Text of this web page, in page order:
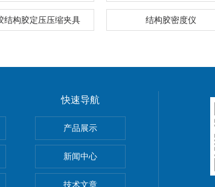
结构胶定压压缩夹具 结构胶密度仪
剥离强度试验夹具
材抗冲击性能试验仪
仪
快速导航
产品展示
新闻中心
技术文章